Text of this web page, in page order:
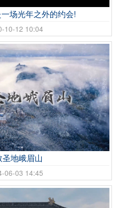
场光年之外的约会!
10-12 10:04
圣地峨眉山
06-03 14:45